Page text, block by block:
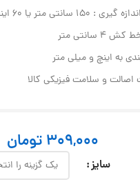
: 150 سانتی متر یا 60 اینچ
سانتی متر
به اینچ و میلی متر
و سلامت فیزیکی کالا
309,000 تومان
سایز